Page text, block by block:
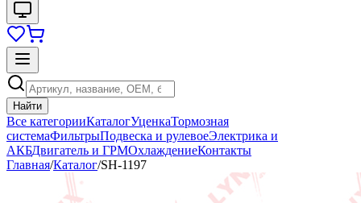
Найти
Все категорииКаталогУценкаТормозная
системаФильтрыПодвеска и рулевоеЭлектрика и
АКБДвигатель и ГРМОхлаждениеКонтакты
Главная/Каталог/SH-1197